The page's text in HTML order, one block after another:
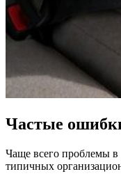
Частые
Чаще всего проблемы в
типичных